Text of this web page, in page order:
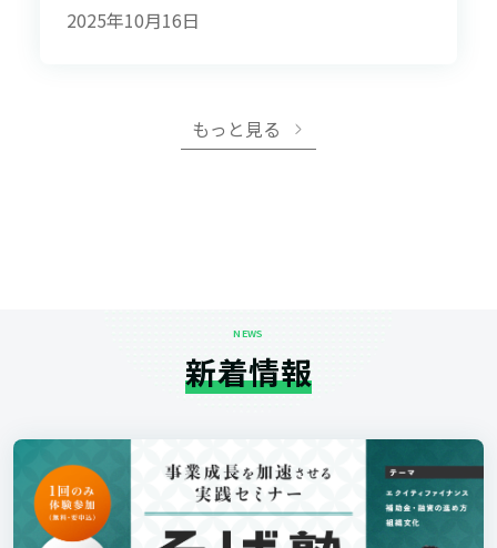
2025年10月16日
もっと見る
NEWS
新着情報